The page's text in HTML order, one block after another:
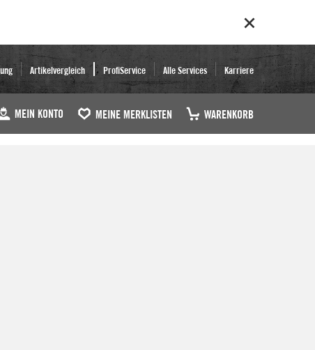
Artikelvergleich ProfiService Alle Services Karriere
MEIN KONTO MEINE MERKLISTEN WARENKORB